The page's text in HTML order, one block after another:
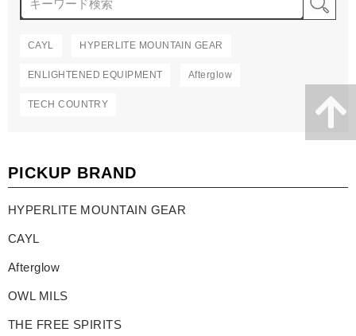
CAYL HYPERLITE MOUNTAIN GEAR
ENLIGHTENED EQUIPMENT Afterglow
TECH COUNTRY
PICKUP BRAND
HYPERLITE MOUNTAIN GEAR
CAYL
Afterglow
OWL MILS
THE FREE SPIRITS